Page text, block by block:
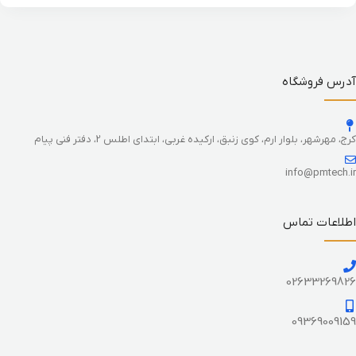
آدرس فروشگاه
کرج، مهرشهر، بلوار ارم، کوی زنبق، ارکیده غربی، ابتدای اطلس 2، دفتر فنی پیام
info@pmtech.ir
اطلاعات تماس
02633269826
09369009159